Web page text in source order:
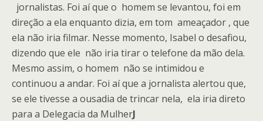
jornalistas. Foi aí que o homem se levantou, foi em
direção a ela enquanto dizia, em tom ameaçador , que
ela não iria filmar. Nesse momento, Isabel o desafiou,
dizendo que ele não iria tirar o telefone da mão dela.
Mesmo assim, o homem não se intimidou e
continuou a andar. Foi aí que a jornalista alertou que,
se ele tivesse a ousadia de trincar nela, ela iria direto
para a Delegacia da MulherJ